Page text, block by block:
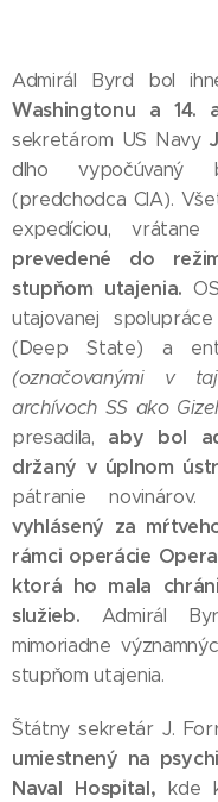
Admirál Byrd bol
Washingtonu a 14.
sekretárom US Navy
dlho vypočúvaný
(predchodca CIA).
expedíciou, vrátane
prevedené do
stupňom utajenia.
utajovanej
(Deep State) a
(označovanými v
archívoch SS ako
presadila, aby bol
držaný v úplnom
pátranie novinárov.
vyhlásený za
rámci operácie
ktorá ho mala
služieb. Admirál
mimoriadne
stupňom utajenia.
Štátny sekretár J.
umiestnený na
Naval Hospital, kde